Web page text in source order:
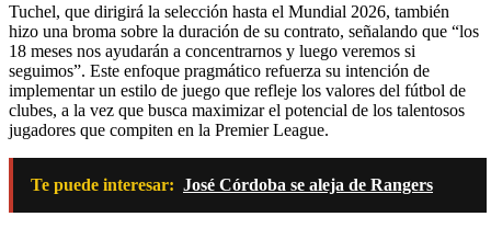
Tuchel, que dirigirá la selección hasta el Mundial 2026, también
hizo una broma sobre la duración de su contrato, señalando que “los
18 meses nos ayudarán a concentrarnos y luego veremos si
seguimos”. Este enfoque pragmático refuerza su intención de
implementar un estilo de juego que refleje los valores del fútbol de
clubes, a la vez que busca maximizar el potencial de los talentosos
jugadores que compiten en la Premier League.
Te puede interesar: José Córdoba se aleja de Rangers